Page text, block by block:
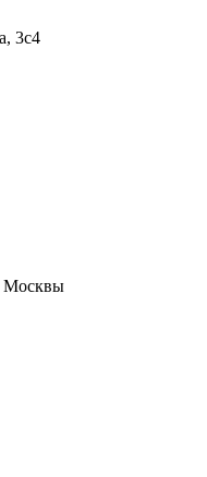
3с4
Москвы